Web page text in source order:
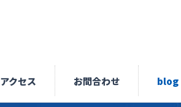
アクセス お問合わせ blog